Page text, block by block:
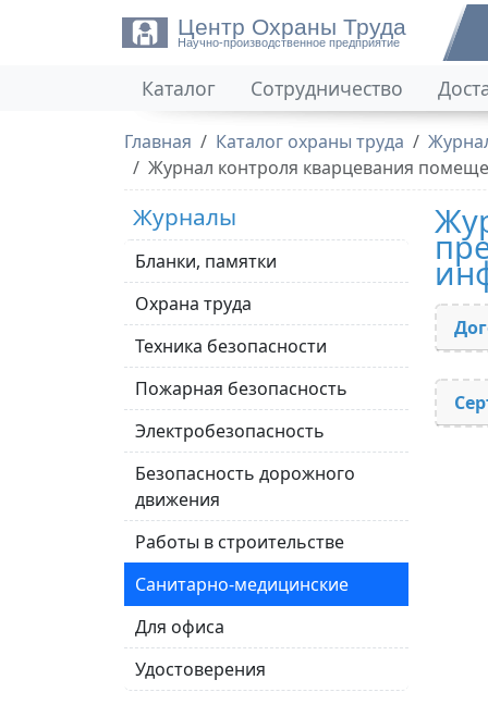
Центр Охраны Труда
Научно-производственное предприятие
Каталог Сотрудничество
Главная Каталог охраны труда
Журнал контроля кварцевания
Журналы
Бланки, памятки
Охрана труда
Техника безопасности
Пожарная безопасность
Электробезопасность
Безопасность дорожного
движения
Работы в строительстве
Санитарно-медицинские
Для офиса
Удостоверения